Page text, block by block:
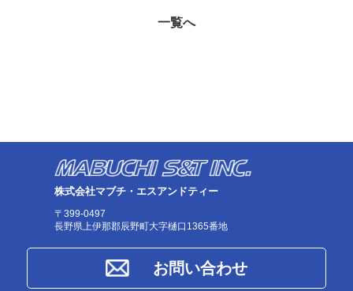
一覧へ
株式会社マブチ・エスアンドティー
〒399-0497
長野県上伊那郡辰野町大字樋口1365番地
お問い合わせ